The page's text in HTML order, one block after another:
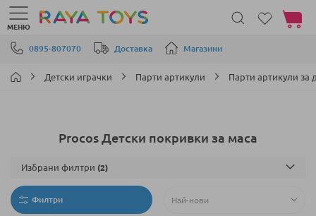
Прескачане към съдържанието
0895-807070 Доставка Магазини
МЕНЮ
Моята
Детски играчки Парти артикули Парти артикули за
Procos Детски покривки за маса
Филтри
Избрани филтри